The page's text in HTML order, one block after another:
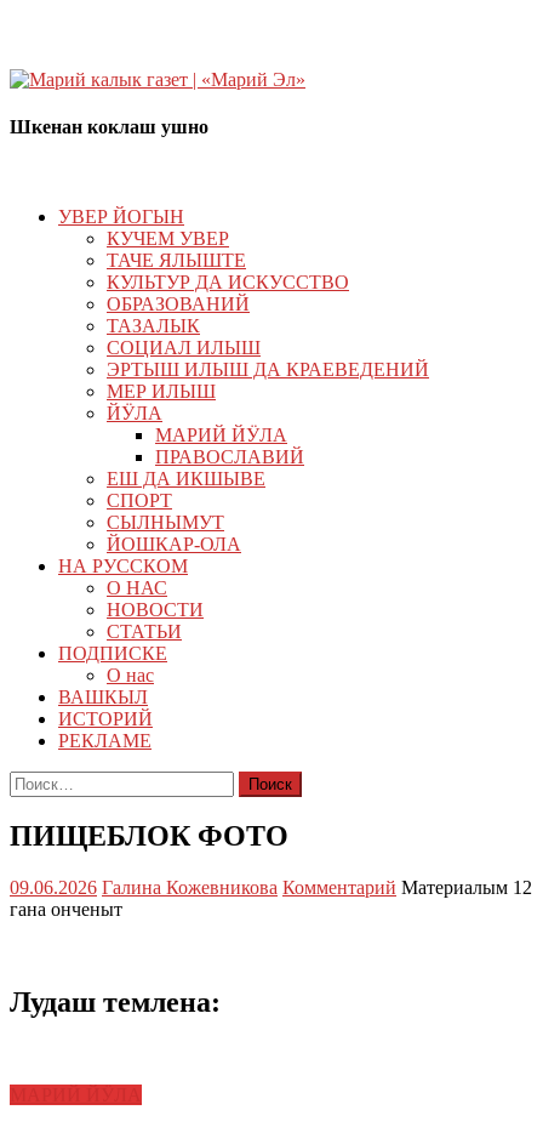
Шкенан коклаш ушно
УВЕР ЙОГЫН
КУЧЕМ УВЕР
ТАЧЕ ЯЛЫШТЕ
КУЛЬТУР ДА ИСКУССТВО
ОБРАЗОВАНИЙ
ТАЗАЛЫК
СОЦИАЛ ИЛЫШ
ЭРТЫШ ИЛЫШ ДА КРАЕВЕДЕНИЙ
МЕР ИЛЫШ
ЙӰЛА
МАРИЙ ЙӰЛА
ПРАВОСЛАВИЙ
ЕШ ДА ИКШЫВЕ
СПОРТ
СЫЛНЫМУТ
ЙОШКАР-ОЛА
НА РУССКОМ
О НАС
НОВОСТИ
СТАТЬИ
ПОДПИСКЕ
О нас
ВАШКЫЛ
ИСТОРИЙ
РЕКЛАМЕ
Найти:
ПИЩЕБЛОК ФОТО
09.06.2026 Галина Кожевникова Комментарий Материалым 12
гана онченыт
Лудаш темлена: